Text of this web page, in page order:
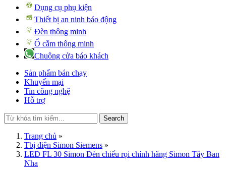
Dụng cụ phụ kiện
Thiết bị an ninh báo động
Đèn thông minh
Ổ cắm thông minh
Chuông cửa báo khách
Sản phẩm bán chạy
Khuyến mại
Tin công nghệ
Hỗ trợ
Search
Trang chủ »
Tbị điện Simon Siemens »
LED FL 30 Simon Đèn chiếu rọi chính hãng Simon Tây Ban
Nha